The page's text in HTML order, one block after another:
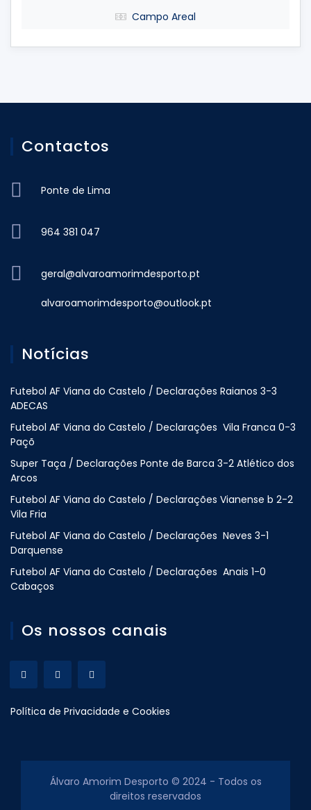
Campo Areal
Contactos
Ponte de Lima
964 381 047
geral@alvaroamorimdesporto.pt
alvaroamorimdesporto@outlook.pt
Notícias
Futebol AF Viana do Castelo / Declarações Raianos 3-3
ADECAS
Futebol AF Viana do Castelo / Declarações Vila Franca 0-3
Paçõ
Super Taça / Declarações Ponte de Barca 3-2 Atlético dos
Arcos
Futebol AF Viana do Castelo / Declarações Vianense b 2-2
Vila Fria
Futebol AF Viana do Castelo / Declarações Neves 3-1
Darquense
Futebol AF Viana do Castelo / Declarações Anais 1-0
Cabaços
Os nossos canais
Política de Privacidade e Cookies
Álvaro Amorim Desporto © 2024 - Todos os
direitos reservados